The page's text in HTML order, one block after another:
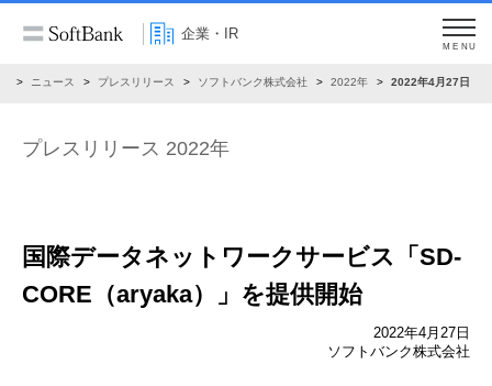
企業・IR
MENU
ニュース プレスリリース ソフトバンク株式会社 2022年 2022年4月27日
プレスリリース 2022年
国際データネットワークサービス
「SD-
CORE（aryaka）」を提供開始
2022年4月27日
ソフトバンク株式会社